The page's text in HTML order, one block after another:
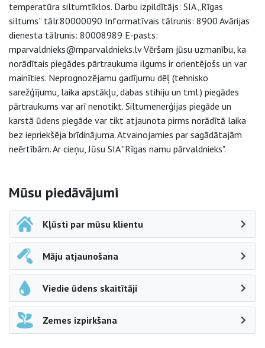
temperatūra siltumtīklos. Darbu izpildītājs: SIA „Rīgas
siltums” tālr.80000090 Informatīvais tālrunis: 8900 Avārijas
dienesta tālrunis: 80008989 E-pasts:
rnparvaldnieks@rnparvaldnieks.lv Vēršam jūsu uzmanību, ka
norādītais piegādes pārtraukuma ilgums ir orientējošs un var
mainīties. Neprognozējamu gadījumu dēļ (tehnisko
sarežģījumu, laika apstākļu, dabas stihiju un tml.) piegādes
pārtraukums var arī nenotikt. Siltumenerģijas piegāde un
karstā ūdens piegāde var tikt atjaunota pirms norādītā laika
bez iepriekšēja brīdinājuma. Atvainojamies par sagādātajām
neērtībām. Ar cieņu, Jūsu SIA "Rīgas namu pārvaldnieks".
Sāna navigācija
Mūsu piedāvājumi
Kļūsti par mūsu klientu
Māju atjaunošana
Viedie ūdens skaitītāji
Zemes izpirkšana